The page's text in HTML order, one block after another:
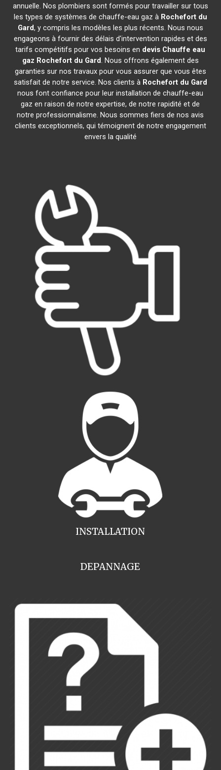
annuelle. Nos plombiers sont formés pour travailler sur tous
les types de systèmes de chauffe-eau gaz à Rochefort du
Gard, y compris les modèles les plus récents. Nous nous
engageons à fournir des délais d'intervention rapides et des
tarifs compétitifs pour vos besoins en devis Chauffe eau
gaz Rochefort du Gard. Nous offrons également des
garanties sur nos travaux pour vous assurer que vous êtes
satisfait de notre service. Nos clients à Rochefort du Gard
nous font confiance pour leur installation de chauffe-eau
gaz en raison de notre expertise, de notre rapidité et de
notre professionnalisme. Nous sommes fiers de nos avis
clients exceptionnels, qui témoignent de notre engagement
envers la qualité
INSTALLATION
DEPANNAGE